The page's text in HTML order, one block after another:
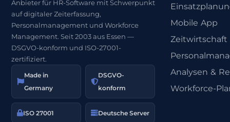
Anbieter für HR-Software mit Schwerpunkt
auf digitaler Zeiterfassung,
Personalmanagement und Workforce
Management. Seit 2003 aus Essen —
DSGVO-konform und ISO-27001-
zertifiziert.
Made in
Germany
DSGVO-
konform
ISO 27001 Deutsche Server
Mobile App
Zeitwirtschaft
Analysen &
Workforce-